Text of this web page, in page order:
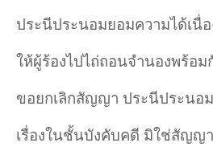
ประนีประนอมยอมความได้เนื่
ให้ผู้ร้องไปไถ่ถอนจำนองพร้อ
ขอยกเลิกสัญญา ประนีประนอ
เรื่องในชั้นบังคับคดี มิใช่สัญญ